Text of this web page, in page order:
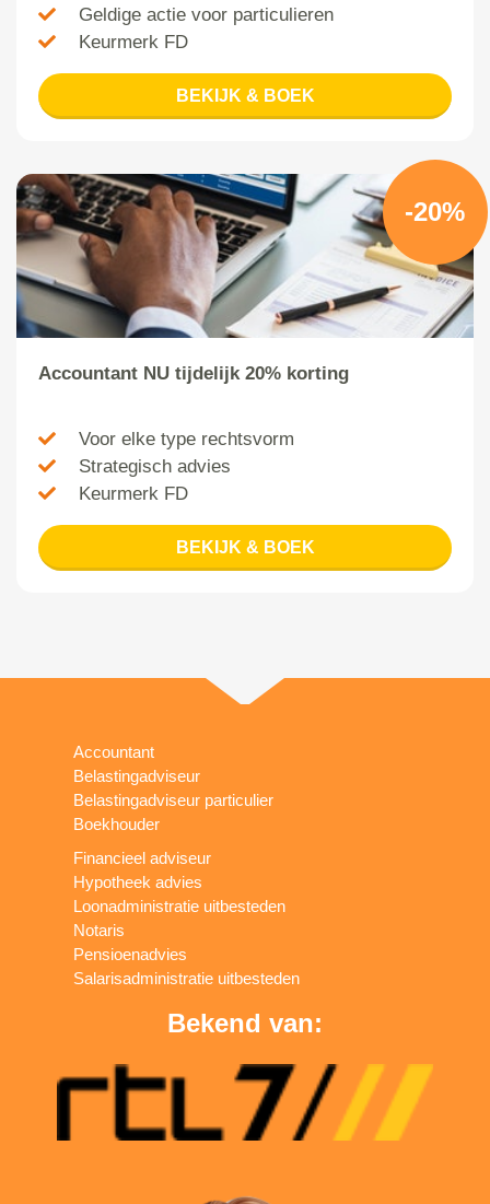
Geldige actie voor particulieren
Keurmerk FD
BEKIJK & BOEK
-20%
Accountant NU tijdelijk 20% korting
Voor elke type rechtsvorm
Strategisch advies
Keurmerk FD
BEKIJK & BOEK
Accountant
Belastingadviseur
Belastingadviseur particulier
Boekhouder
Financieel adviseur
Hypotheek advies
Loonadministratie uitbesteden
Notaris
Pensioenadvies
Salarisadministratie uitbesteden
Bekend van: